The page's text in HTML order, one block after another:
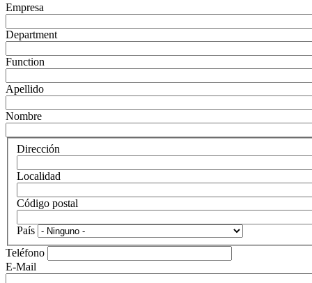
Empresa
Department
Function
Apellido
Nombre
Dirección
Localidad
Código postal
País
Teléfono
E-Mail